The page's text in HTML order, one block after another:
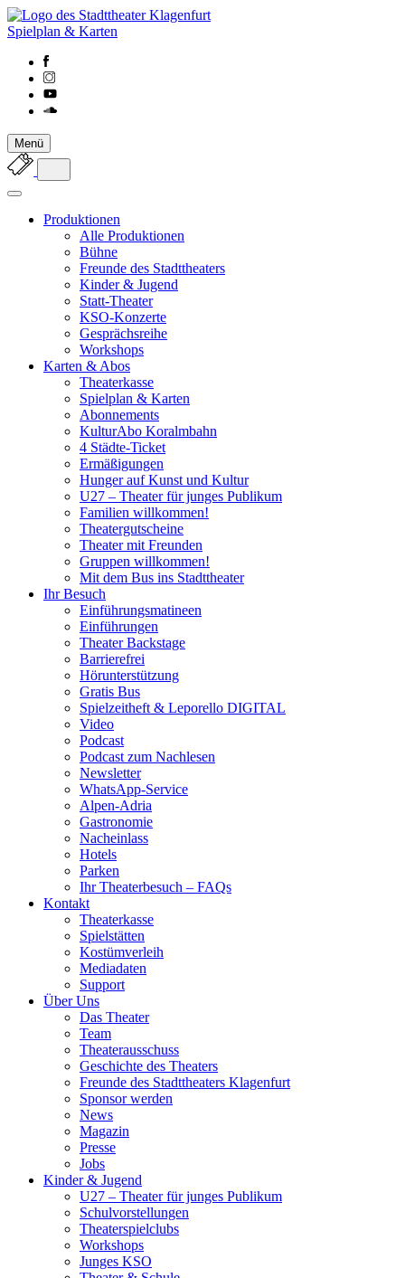
Spielplan & Karten
Menü
Produktionen
Alle Produktionen
Bühne
Freunde des Stadttheaters
Kinder & Jugend
Statt-Theater
KSO-Konzerte
Gesprächsreihe
Workshops
Karten & Abos
Theaterkasse
Spielplan & Karten
Abonnements
KulturAbo Koralmbahn
4 Städte-Ticket
Ermäßigungen
Hunger auf Kunst und Kultur
U27 – Theater für junges Publikum
Familien willkommen!
Theatergutscheine
Theater mit Freunden
Gruppen willkommen!
Mit dem Bus ins Stadttheater
Ihr Besuch
Einführungsmatineen
Einführungen
Theater Backstage
Barrierefrei
Hörunterstützung
Gratis Bus
Spielzeitheft & Leporello DIGITAL
Video
Podcast
Podcast zum Nachlesen
Newsletter
WhatsApp-Service
Alpen-Adria
Gastronomie
Nacheinlass
Hotels
Parken
Ihr Theaterbesuch – FAQs
Kontakt
Theaterkasse
Spielstätten
Kostümverleih
Mediadaten
Support
Über Uns
Das Theater
Team
Theaterausschuss
Geschichte des Theaters
Freunde des Stadttheaters Klagenfurt
Sponsor werden
News
Magazin
Presse
Jobs
Kinder & Jugend
U27 – Theater für junges Publikum
Schulvorstellungen
Theaterspielclubs
Workshops
Junges KSO